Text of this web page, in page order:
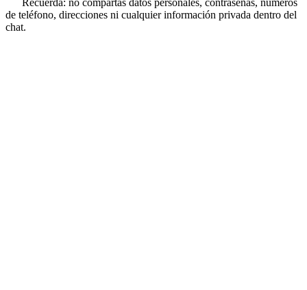
de teléfono, direcciones ni cualquier información privada dentro del
chat.